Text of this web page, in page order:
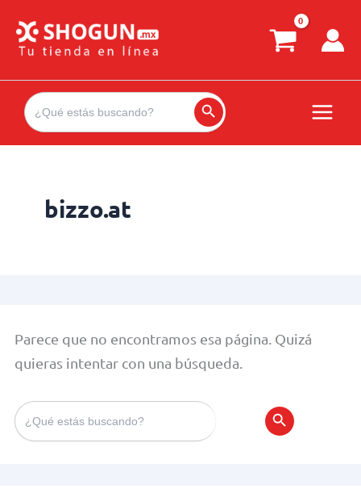
contenido
Search
for:
bizzo.at
Parece que no encontramos esa página. Quizá
quieras intentar con una búsqueda.
Search
for: